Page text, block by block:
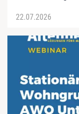
22.07.2026